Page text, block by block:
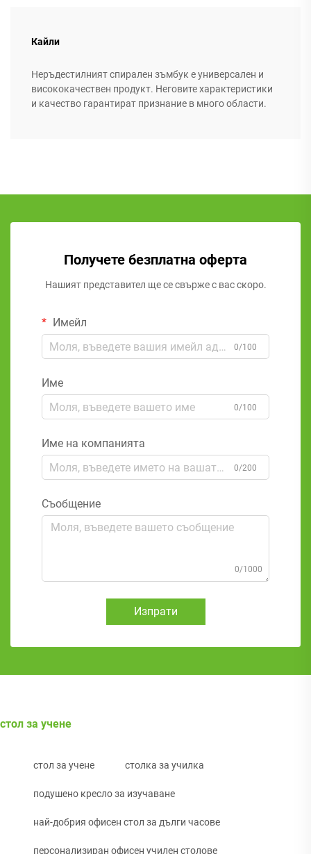
Кайли
Неръдестилният спирален зъмбук е универсален и
висококачествен продукт. Неговите характеристики
и качество гарантират признание в много области.
Получете безплатна оферта
Нашият представител ще се свърже с вас скоро.
Имейл
0/100
Име
0/100
Име на компанията
0/200
Съобщение
0/1000
Изпрати
стол за учене
стол за учене столка за училка
подушено кресло за изучаване
най-добрия офисен стол за дълги часове
персонализиран офисен училен столове